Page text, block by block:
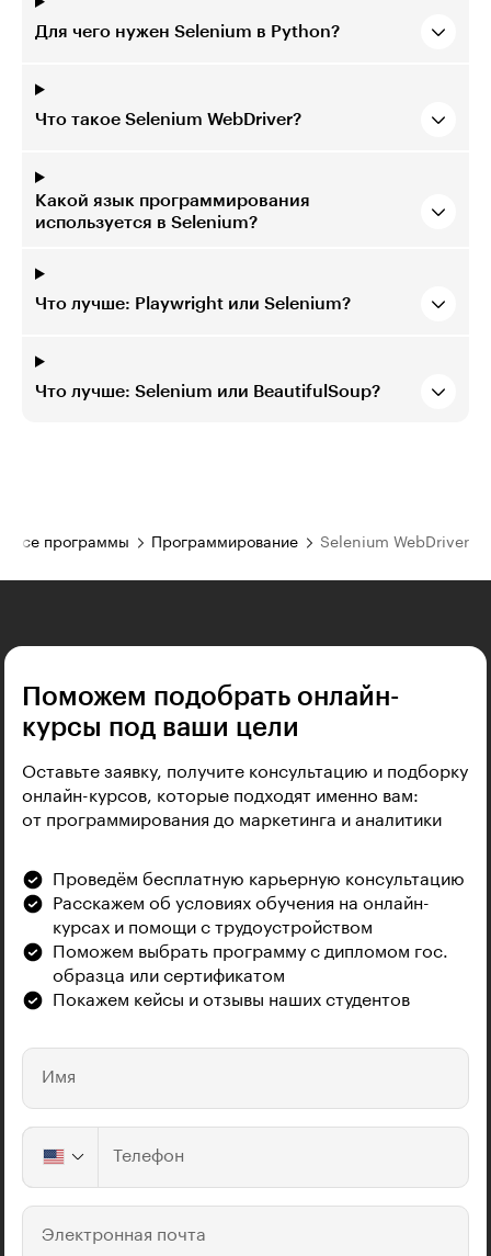
Для чего нужен Selenium в Python?
Что такое Selenium WebDriver?
Какой язык программирования
используется в Selenium?
Что лучше: Playwright или Selenium?
Что лучше: Selenium или BeautifulSoup?
Все программы Программирование Selenium WebDriver
Поможем подобрать онлайн-
курсы под ваши цели
Оставьте заявку, получите консультацию и подборку
онлайн-курсов, которые подходят именно вам:
от программирования до маркетинга и аналитики
Проведём бесплатную карьерную консультацию
Расскажем об условиях обучения на онлайн-
курсах и помощи с трудоустройством
Поможем выбрать программу с дипломом гос.
образца или сертификатом
Покажем кейсы и отзывы наших студентов
Имя
Телефон
Электронная почта